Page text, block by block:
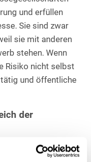
und erfüllen
Sie sind zwar
sie mit anderen
stehen. Wenn
Risiko nicht selbst
und öffentliche
der
wirtschaftliches
wenn die